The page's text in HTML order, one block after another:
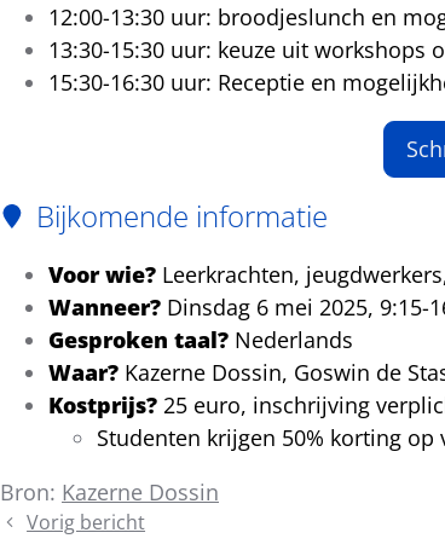
12:00-13:30 uur: broodjeslunch en
13:30-15:30 uur: keuze uit workshops
15:30-16:30 uur: Receptie en
Bijkomende informatie
Voor wie? Leerkrachten,
Wanneer? Dinsdag 6 mei 2025, 9:15-
Gesproken taal? Nederlands
Waar? Kazerne Dossin, Goswin de
Kostprijs? 25 euro, inschrijving
Studenten krijgen 50% korting
Bron: Kazerne Dossin
Vorig bericht
Telex